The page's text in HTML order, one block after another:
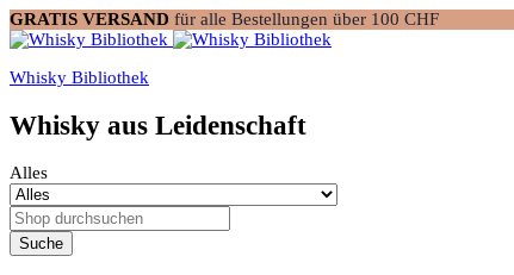
GRATIS VERSAND für alle Bestellungen über 100 CHF
Whisky Bibliothek
Whisky aus Leidenschaft
Alles
Suche